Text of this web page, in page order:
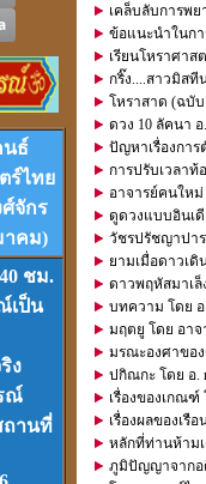
Pro
วงจีน
นธ์
ร์ไทย
จักร
าคม)
ชม.
เป็น
ง
ณ์
ถานที่
เคล็บลับการพย
ข้อแนะนำในก
เรียนโหราศาส
กริ๊ง....สาวมิสที
โหราสาด (ฉบั
ดวง 10 ลัคนา
ปัญหาเรื่องการ
การปรับเวลาท้
อาจารย์คนให
ดูดวงแบบอินเดี
วัชรปรัชญาปา
ยามเมื่อดาวเดิ
ดาวพฤหัสมาเล็
บทความ โดย
มฤตยู โดย อาจ
มรณะองศาของ
ปกิณกะ โดย อ.
เรื่องของเกณฑ์
เรื่องผลของเรือ
หลักที่ท่านห้ามเ
ภูมิปัญญาจากอ